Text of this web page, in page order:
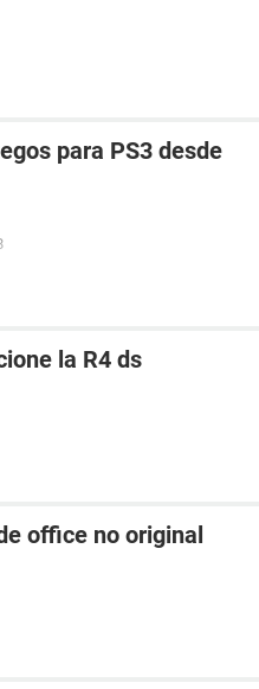
para PS3 desde
la R4 ds
office no original